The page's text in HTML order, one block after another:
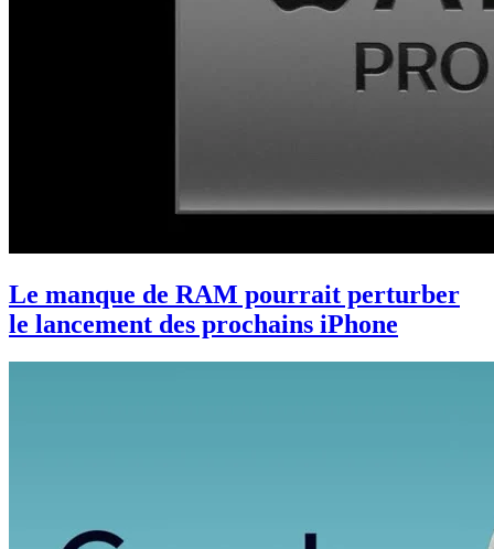
Le manque de RAM pourrait perturber
le lancement des prochains iPhone